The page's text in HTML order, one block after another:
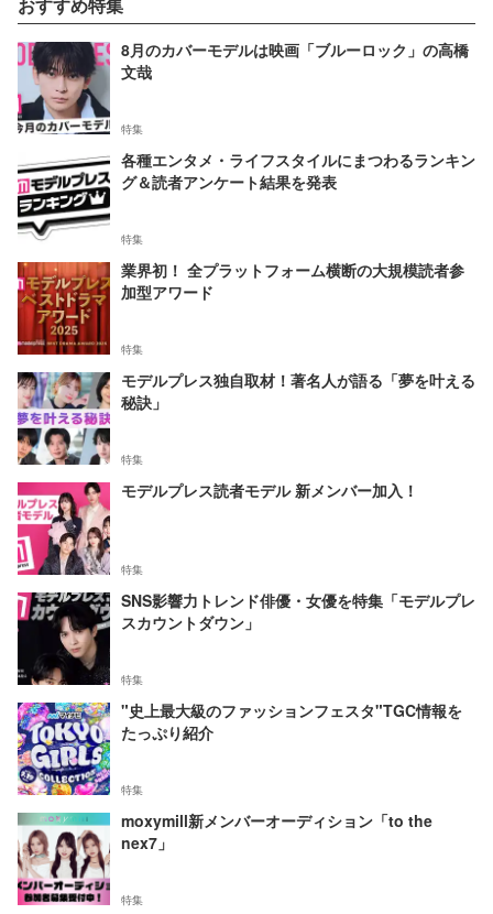
8月のカバーモデルは映画「ブルーロック」の高橋
文哉
特集
各種エンタメ・ライフスタイルにまつわるランキン
グ＆読者アンケート結果を発表
特集
業界初！ 全プラットフォーム横断の大規模読者参
加型アワード
特集
モデルプレス独自取材！著名人が語る「夢を叶える
秘訣」
特集
モデルプレス読者モデル 新メンバー加入！
特集
SNS影響力トレンド俳優・女優を特集「モデルプレ
スカウントダウン」
特集
"史上最大級のファッションフェスタ"TGC情報を
たっぷり紹介
特集
moxymill新メンバーオーディション「to the
nex7」
特集